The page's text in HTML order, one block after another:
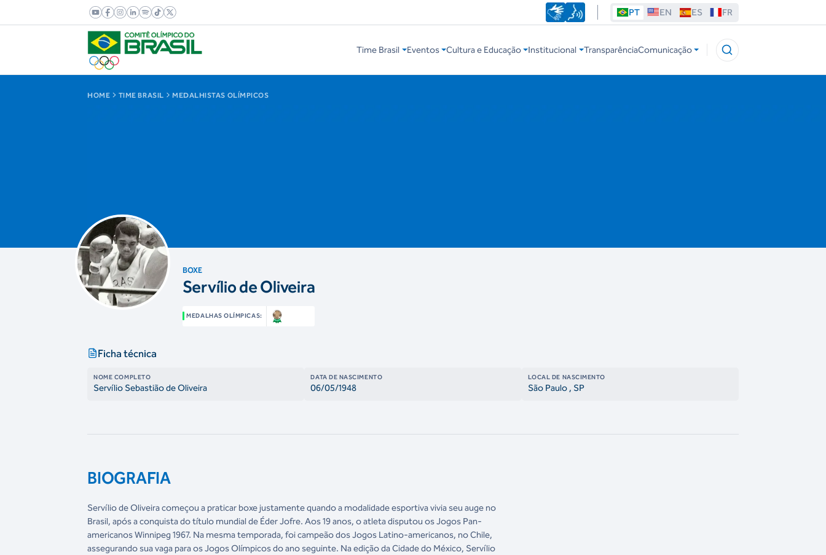
PT EN ES FR
Time Brasil Eventos Cultura e Educação Institucional TransparênciaComunicação
HOME TIME BRASIL MEDALHISTAS OLÍMPICOS
BOXE
Servílio de Oliveira
MEDALHAS OLÍMPICAS:
Ficha técnica
NOME COMPLETO
Servílio Sebastião de Oliveira
DATA DE NASCIMENTO
06/05/1948
LOCAL DE NASCIMENTO
São Paulo , SP
BIOGRAFIA
Servílio de Oliveira começou a praticar boxe justamente quando a modalidade esportiva vivia seu auge no
Brasil, após a conquista do título mundial de Éder Jofre. Aos 19 anos, o atleta disputou os Jogos Pan-
americanos Winnipeg 1967. Na mesma temporada, foi campeão dos Jogos Latino-americanos, no Chile,
assegurando sua vaga para os Jogos Olímpicos do ano seguinte. Na edição da Cidade do México, Servílio